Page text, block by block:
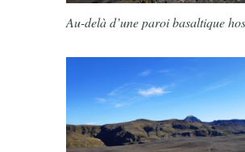
Au-delà d’une paroi basaltique